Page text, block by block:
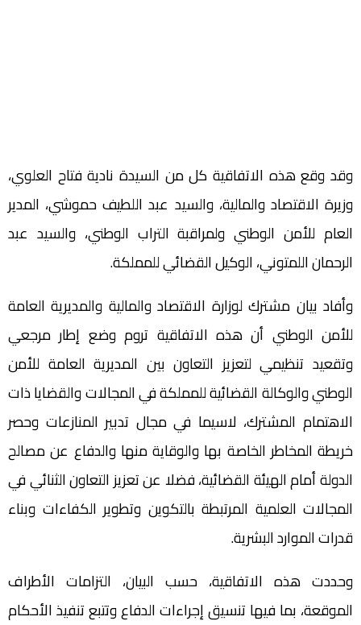
وقد وقع هذه الاتفاقية كل من السيدة نادية فتاح العلوي،
وزيرة الاقتصاد والمالية، والسيد عبد اللطيف حموشي، المدير
العام للأمن الوطني ولمراقبة التراب الوطني، والسيد عبد
الرحمان اللمتوني، الوكيل القضائي للمملكة.
وأفاد بيان مشترك لوزارة الاقتصاد والمالية والمديرية العامة
للأمن الوطني أن هذه الاتفاقية تروم وضع إطار مرجعي
وتقعيد تنظيمي لتعزيز التعاون بين المديرية العامة للأمن
الوطني والوكالة القضائية للمملكة في المجالات والقضايا ذات
الاهتمام المشترك، لاسيما في مجال تدبير المنازعات وحصر
خريطة المخاطر الخاصة بها والوقاية منها والدفاع عن مصالح
الدولة أمام الهيئة القضائية، فضلا عن تعزيز التعاون الثنائي في
المجالات العلمية المرتبطة بالتكوين وتطوير الكفاءات وبناء
قدرات الموارد البشرية.
وحددت هذه الاتفاقية، حسب البيان، التزامات الأطراف
الموقعة، بما فيها تنسيق إجراءات الدفاع وتتبع تنفيذ الأحكام